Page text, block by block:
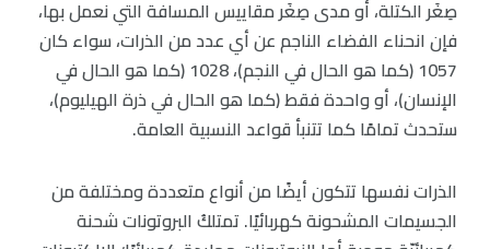
صِغَر الكتلة، أو مدى صِغَر مقاييس المسافة التي نعمل بها،
فإن انحناء الفضاء الناجم عن أي عدد من الذرات، سواء كان
1057 (كما هو الحال في النجم)، 1028 (كما هو الحال في
الإنسان)، أو واحدة فقط (كما هو الحال في ذرة الهيليوم)،
ستحدث تمامًا كما تتنبأ قواعد النسبية العامة.
الذرات نفسها تتكون أيضًا من أنواع متعددة ومختلفة من
الجسيمات المشحونة كهربائيًا. تمتلكُ البروتونات شحنة